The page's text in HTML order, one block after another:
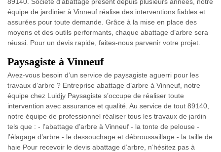
89140. Société d’abattage présent depuis plusieurs années, notre
équipe de jardinier à Vinneuf réalise des interventions fiables et
assurées pour toute demande. Grâce à la mise en place des
moyens et des outils performants, chaque abattage d’arbre sera
réussi. Pour un devis rapide, faites-nous parvenir votre projet.
Paysagiste à Vinneuf
Avez-vous besoin d’un service de paysagiste aguerri pour les
travaux d’arbre ? Entreprise abattage d’arbre à Vinneuf, notre
équipe chez Luidjy Paysagiste s’occupe de réaliser toute
intervention avec assurance et qualité. Au service de tout 89140,
notre équipe de professionnel réaliser tous les travaux de jardin
tels que : - l’abattage d’arbre à Vinneuf - la tonte de pelouse -
l’élagage d’arbre - le dessouchage et débroussaillage - la taille de
haie Pour recevoir le devis abattage d’arbre, n’hésitez pas à